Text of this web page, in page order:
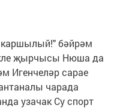
бәйрәм
җырчысы Нюша да
Игенчеләр сарае
чарада
узачак Су спорт